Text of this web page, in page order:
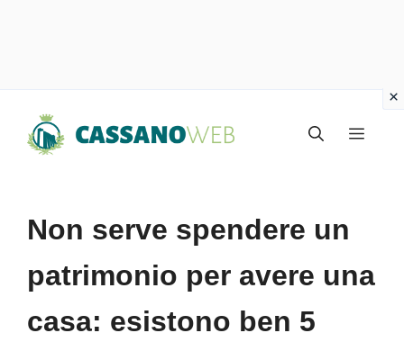
Menu
Non serve spendere un
patrimonio per avere una
casa: esistono ben 5